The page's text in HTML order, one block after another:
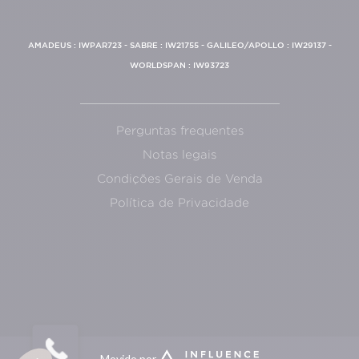
AMADEUS : IWPAR723 - SABRE : IW21755 - GALILEO/APOLLO : IW29137 -
WORLDSPAN : IW93723
Perguntas frequentes
Notas legais
Condições Gerais de Venda
Política de Privacidade